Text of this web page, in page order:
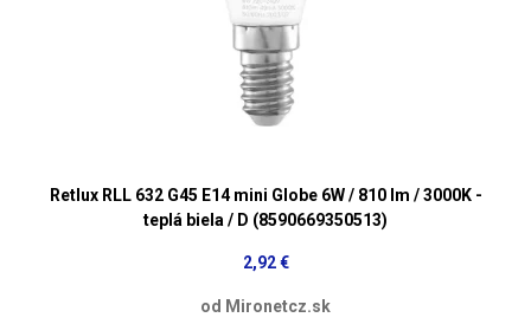
Retlux RLL 632 G45 E14 mini Globe 6W / 810 lm / 3000K -
teplá biela / D (8590669350513)
2,92 €
od Mironetcz.sk